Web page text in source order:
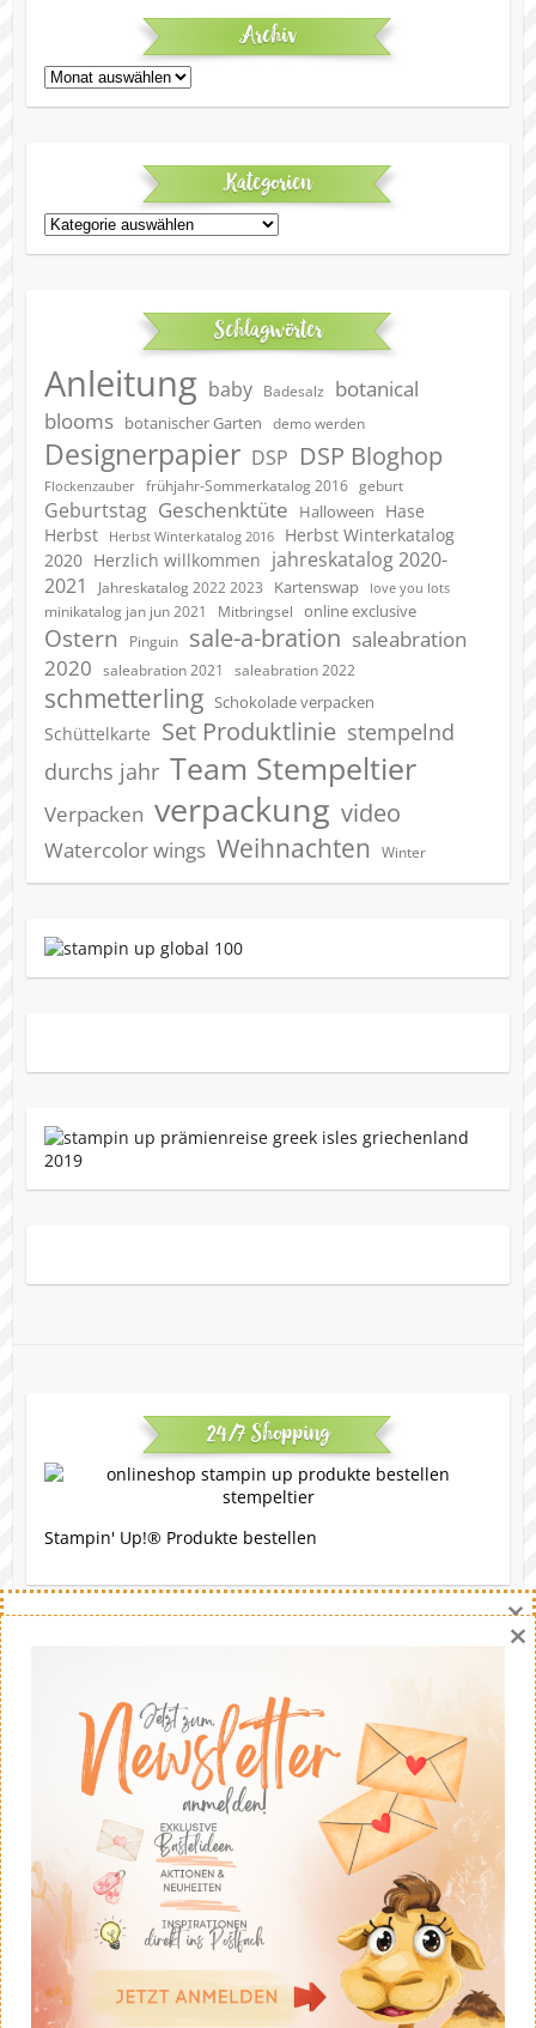
Archiv
Archiv
Kategorien
Kategorien
Schlagwörter
Anleitung baby Badesalz
botanical
blooms botanischer Garten demo werden
Designerpapier DSP DSP Bloghop
Flockenzauber frühjahr-Sommerkatalog 2016 geburt
Geburtstag Geschenktüte Halloween
Hase
Herbst
Herbst Winterkatalog 2016
Herbst Winterkatalog
2020 Herzlich willkommen jahreskatalog 2020-
2021
Jahreskatalog 2022 2023 Kartenswap love you lots
minikatalog jan jun 2021 Mitbringsel online exclusive
Ostern Pinguin sale-a-bration saleabration
2020
saleabration 2021 saleabration 2022
schmetterling Schokolade verpacken
Schüttelkarte Set Produktlinie stempelnd
durchs jahr Team Stempeltier
Verpacken verpackung video
Watercolor wings Weihnachten Winter
24/7 Shopping
Stampin' Up!® Produkte bestellen
Eine Bitte
Gerne darfst du meine Werke nachbasteln. Die Ideen
stammen - soweit nicht anders angegeben - von mir.
Wenn du meine Ideen auf deinem eigenen Blog
veröffentlichst solltest du fairerweise auf mich und
meinen Blog verweisen. Eine kommerzielle Nutzung ist
untersagt. Dankeschön!
×
×